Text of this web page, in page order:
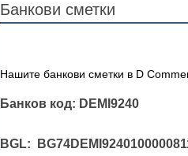
Банкови сметки
Нашите банкови сметки в D
Банков код: DEMI9240
BGL: